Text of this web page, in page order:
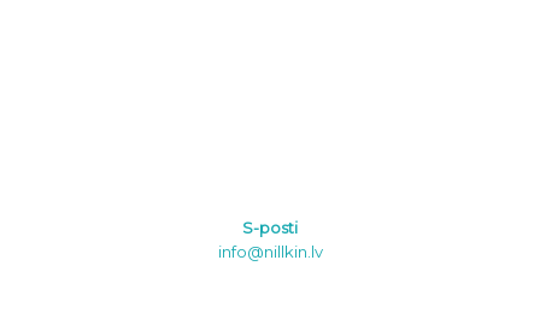
S-posti
info@nillkin.lv